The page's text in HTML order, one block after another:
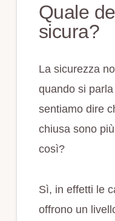
Quale
sicura?
La sicurezza
quando si
sentiamo dire
chiusa sono
così?
Sì, in effetti le
offrono un